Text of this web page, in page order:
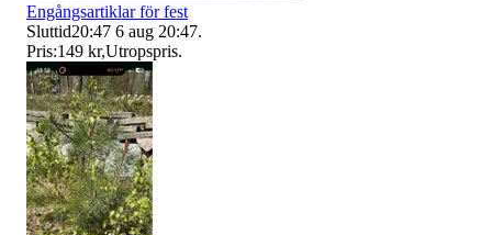
Engångsartiklar för fest
Sluttid20:47 6 aug 20:47.
Pris:149 kr,Utropspris.